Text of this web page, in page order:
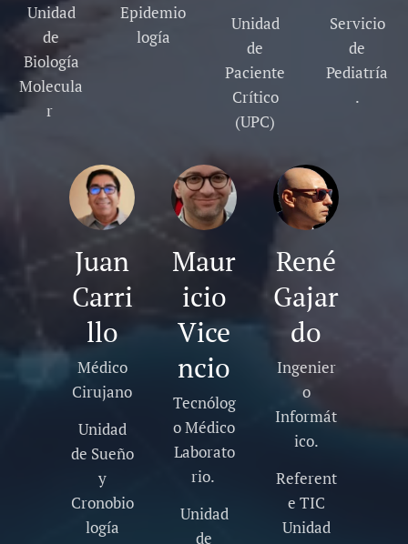
Unidad
de
Biología
Molecula
r
Epidemio
logía
Unidad
de
Paciente
Crítico
(UPC)
Servicio
de
Pediatría
.
Juan
Carri
llo
Médico
Cirujano
Unidad
de Sueño
y
Cronobio
logía
Maur
icio
Vice
ncio
Tecnólog
o Médico
Laborato
rio.
Unidad
de
René
Gajar
do
Ingenier
o
Informát
ico.
Referent
e TIC
Unidad